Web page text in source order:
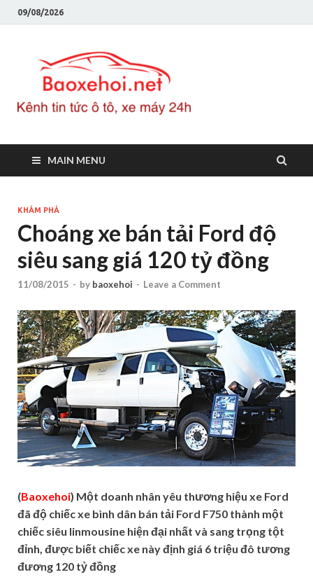
09/08/2026
MAIN MENU
KHÁM PHÁ
Choáng xe bán tải Ford độ
siêu sang giá 120 tỷ đồng
11/08/2015 - by baoxehoi - Leave a Comment
(Baoxehoi) Một doanh nhân yêu thương hiệu xe Ford
đã độ chiếc xe bình dân bán tải Ford F750 thành một
chiếc siêu linmousine hiện đại nhất và sang trọng tột
đỉnh, được biết chiếc xe này định giá 6 triệu đô tương
đương 120 tỷ đồng